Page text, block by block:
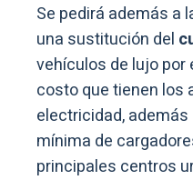
Se pedirá además a
una sustitución del
vehículos de lujo
costo que tienen los
electricidad,
mínima de
principales centros